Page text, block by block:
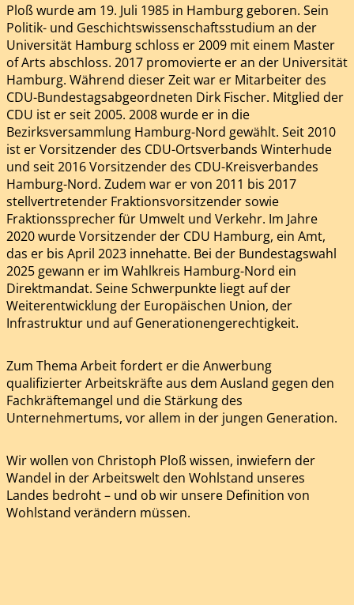
Ploß wurde am 19. Juli 1985 in Hamburg geboren. Sein
Politik- und Geschichtswissenschaftsstudium an der
Universität Hamburg schloss er 2009 mit einem Master
of Arts abschloss. 2017 promovierte er an der Universität
Hamburg. Während dieser Zeit war er Mitarbeiter des
CDU-Bundestagsabgeordneten Dirk Fischer. Mitglied der
CDU ist er seit 2005. 2008 wurde er in die
Bezirksversammlung Hamburg-Nord gewählt. Seit 2010
ist er Vorsitzender des CDU-Ortsverbands Winterhude
und seit 2016 Vorsitzender des CDU-Kreisverbandes
Hamburg-Nord. Zudem war er von 2011 bis 2017
stellvertretender Fraktionsvorsitzender sowie
Fraktionssprecher für Umwelt und Verkehr. Im Jahre
2020 wurde Vorsitzender der CDU Hamburg, ein Amt,
das er bis April 2023 innehatte. Bei der Bundestagswahl
2025 gewann er im Wahlkreis Hamburg-Nord ein
Direktmandat. Seine Schwerpunkte liegt auf der
Weiterentwicklung der Europäischen Union, der
Infrastruktur und auf Generationengerechtigkeit.
Zum Thema Arbeit fordert er die Anwerbung
qualifizierter Arbeitskräfte aus dem Ausland gegen den
Fachkräftemangel und die Stärkung des
Unternehmertums, vor allem in der jungen Generation.
Wir wollen von Christoph Ploß wissen, inwiefern der
Wandel in der Arbeitswelt den Wohlstand unseres
Landes bedroht – und ob wir unsere Definition von
Wohlstand verändern müssen.